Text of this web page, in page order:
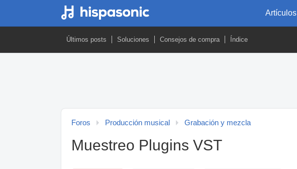
Artículos
Últimos posts Soluciones Consejos de compra Índice
Foros Producción musical Grabación y mezcla
Muestreo Plugins VST